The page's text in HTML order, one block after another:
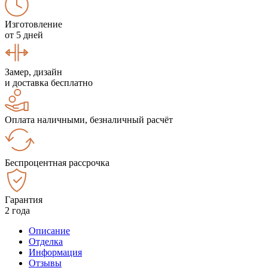
Изготовление
от 5 дней
Замер, дизайн
и доставка бесплатно
Оплата наличными, безналичный расчёт
Беспроцентная рассрочка
Гарантия
2 года
Описание
Отделка
Информация
Отзывы